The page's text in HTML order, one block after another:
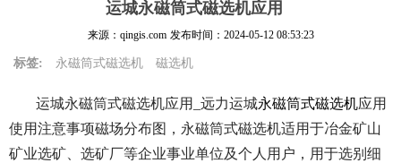
运城永磁筒式磁选机应用
来源：qingis.com 发布时间： 2024-05-12 08:53:23
标签: 永磁筒式磁选机 磁选机
运城永磁筒式磁选机应用_远力运城永磁筒式磁选机应用
使用注意事项磁场分布图，永磁筒式磁选机适用于冶金矿山
矿业选矿、选矿厂等企业事业单位及个人用户，用于选别细